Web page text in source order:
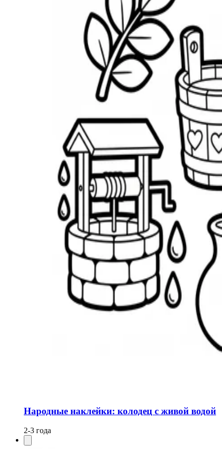
Народные наклейки: колодец с живой водой
2-3 года